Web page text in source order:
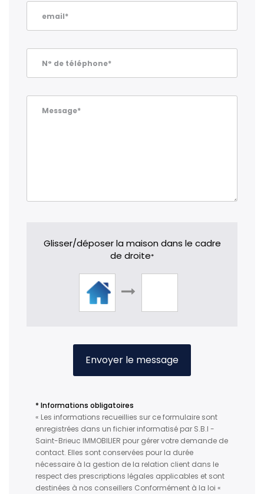
email*
N° de téléphone*
Message*
Glisser/déposer la maison dans le cadre
de droite*
Envoyer le message
* Informations obligatoires
« Les informations recueillies sur ce formulaire sont
enregistrées dans un fichier informatisé par S.B.I -
Saint-Brieuc IMMOBILIER pour gérer votre demande de
contact. Elles sont conservées pour la durée
nécessaire à la gestion de la relation client dans le
respect des prescriptions légales applicables et sont
destinées à nos conseillers Conformément à la loi «